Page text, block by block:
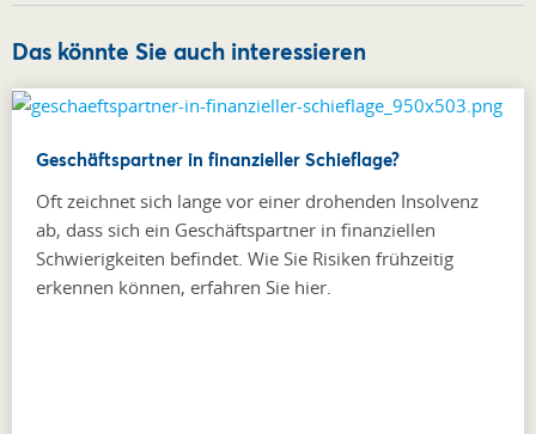
Das könnte Sie auch interessieren
Geschäftspartner in finanzieller Schieflage?
Oft zeichnet sich lange vor einer drohenden Insolvenz
ab, dass sich ein Geschäftspartner in finanziellen
Schwierigkeiten befindet. Wie Sie Risiken frühzeitig
erkennen können, erfahren Sie hier.